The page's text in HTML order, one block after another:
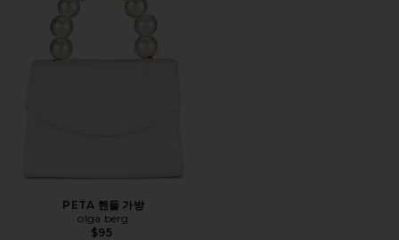
PETA 핸들 가방
olga berg
$95